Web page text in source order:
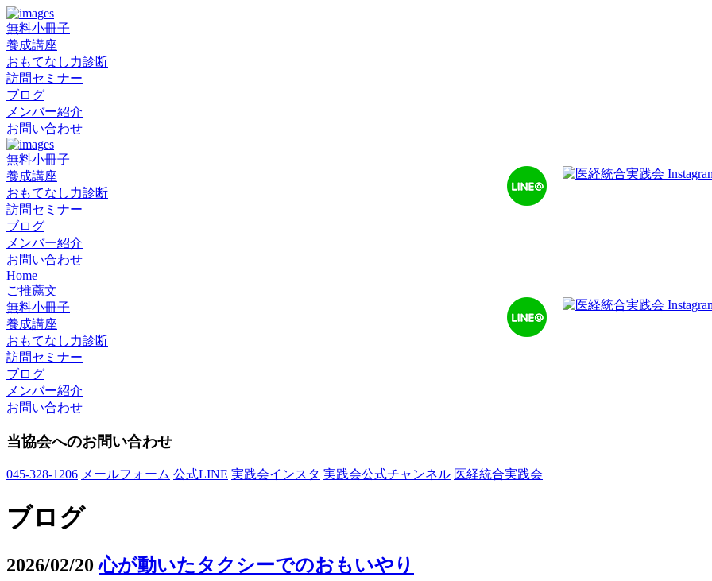
無料小冊子
養成講座
おもてなし力診断
訪問セミナー
ブログ
メンバー紹介
お問い合わせ
無料小冊子
養成講座
おもてなし力診断
訪問セミナー
ブログ
メンバー紹介
お問い合わせ
Home
ご推薦文
無料小冊子
養成講座
おもてなし力診断
訪問セミナー
ブログ
メンバー紹介
お問い合わせ
当協会へのお問い合わせ
045-328-1206 メールフォーム 公式LINE 実践会インスタ 実践会公式チャンネル 医経統合実践会
ブログ
2026/02/20 心が動いたタクシーでのおもいやり